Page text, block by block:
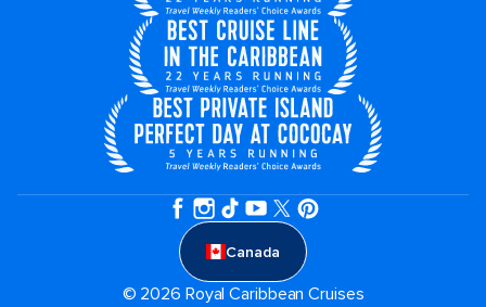
Canada
© 2026 Royal Caribbean Cruises